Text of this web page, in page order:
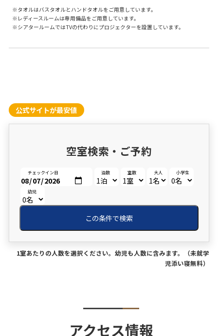
タオルはバスタオルとハンドタオルをご用意しています。
レディースルームは専用備品をご用意しています。
シアタールームではTVの代わりにプロジェクターを設置しています。
公式サイトが最安値
空室検索・ご予約
チェックイン日 泊数 室数 大人 小学生
幼児
この条件で検索
1室あたりの人数を選択ください。幼児も人数に含みます。（未就学
児添い寝無料）
アクセス情報